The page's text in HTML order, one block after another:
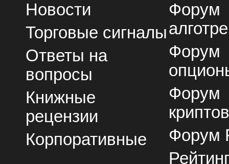
Новости
Торговые сигналы
Ответы на
вопросы
Книжные
рецензии
Корпоративные
Форум
Форум
Форум
Форум